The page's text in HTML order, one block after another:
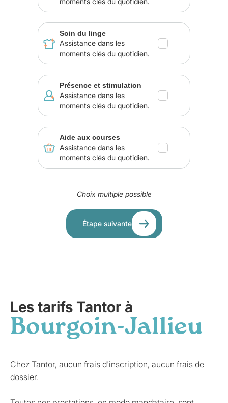
Soin du linge
Assistance dans les
moments clés du quotidien.
Présence et stimulation
Assistance dans les
moments clés du quotidien.
Aide aux courses
Assistance dans les
moments clés du quotidien.
Choix multiple possible
Étape suivante
Les tarifs Tantor à
Bourgoin-Jallieu
Chez Tantor, aucun frais d'inscription, aucun frais de
dossier.